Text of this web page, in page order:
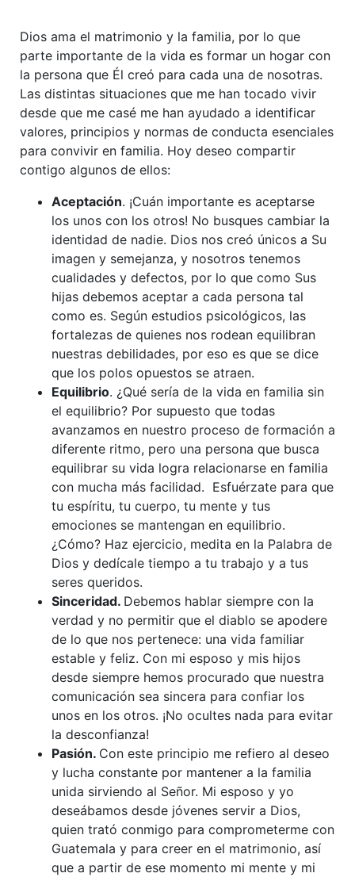
Dios ama el matrimonio y la familia, por lo que
parte importante de la vida es formar un hogar con
la persona que Él creó para cada una de nosotras.
Las distintas situaciones que me han tocado vivir
desde que me casé me han ayudado a identificar
valores, principios y normas de conducta esenciales
para convivir en familia. Hoy deseo compartir
contigo algunos de ellos:
Aceptación. ¡Cuán importante es aceptarse
los unos con los otros! No busques cambiar la
identidad de nadie. Dios nos creó únicos a Su
imagen y semejanza, y nosotros tenemos
cualidades y defectos, por lo que como Sus
hijas debemos aceptar a cada persona tal
como es. Según estudios psicológicos, las
fortalezas de quienes nos rodean equilibran
nuestras debilidades, por eso es que se dice
que los polos opuestos se atraen.
Equilibrio. ¿Qué sería de la vida en familia sin
el equilibrio? Por supuesto que todas
avanzamos en nuestro proceso de formación a
diferente ritmo, pero una persona que busca
equilibrar su vida logra relacionarse en familia
con mucha más facilidad. Esfuérzate para que
tu espíritu, tu cuerpo, tu mente y tus
emociones se mantengan en equilibrio.
¿Cómo? Haz ejercicio, medita en la Palabra de
Dios y dedícale tiempo a tu trabajo y a tus
seres queridos.
Sinceridad. Debemos hablar siempre con la
verdad y no permitir que el diablo se apodere
de lo que nos pertenece: una vida familiar
estable y feliz. Con mi esposo y mis hijos
desde siempre hemos procurado que nuestra
comunicación sea sincera para confiar los
unos en los otros. ¡No ocultes nada para evitar
la desconfianza!
Pasión. Con este principio me refiero al deseo
y lucha constante por mantener a la familia
unida sirviendo al Señor. Mi esposo y yo
deseábamos desde jóvenes servir a Dios,
quien trató conmigo para comprometerme con
Guatemala y para creer en el matrimonio, así
que a partir de ese momento mi mente y mi